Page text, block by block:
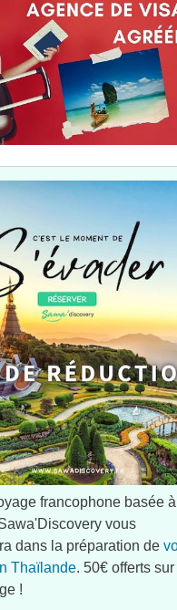
francophone basée à
vous
dans la préparation de
Thaïlande. 50€ offerts
!